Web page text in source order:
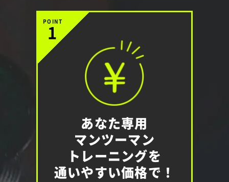
POINT
1
あなた専用
マンツーマン
トレーニングを
通いやすい価格で！